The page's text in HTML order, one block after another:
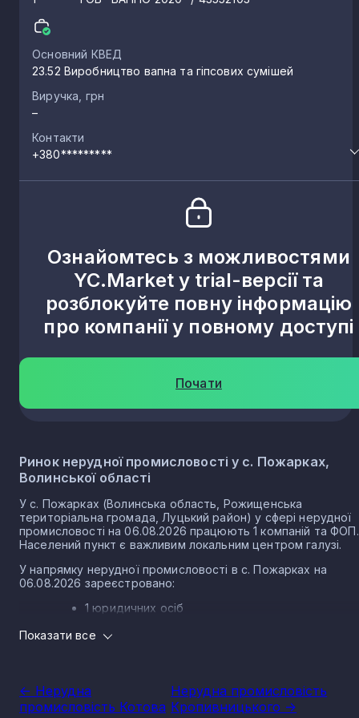
Основний КВЕД
23.52 Виробництво вапна та гіпсових сумішей
Виручка, грн
–
Контакти
+380*********
Ознайомтесь з можливостями
YC.Market у trial-версії та
розблокуйте повну інформацію
про компанії у повному доступі
Почати
Ринок нерудної промисловості у с. Пожарках,
Волинської області
У с. Пожарках (Волинська область, Рожищенська
територіальна громада, Луцький район) у сфері нерудної
промисловості на 06.08.2026 працюють 1 компаній та ФОП.
Населений пункт є важливим локальним центром галузі.
У напрямку нерудної промисловості в с. Пожарках на
06.08.2026 зареєстровано:
1 юридичних осіб
Варто зазначити, що Україна має низку сприятливих умов
Показати все
<- Нерудна
промисловість Котова
Нерудна промисловість
Кропивницького ->